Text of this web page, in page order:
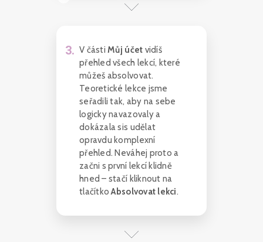
3. V částiMůj účet vidíš
přehled všech lekcí, které
můžeš absolvovat.
Teoretické lekce jsme
seřadili tak, aby na sebe
logicky navazovaly a
dokázala sis udělat
opravdu komplexní
přehled. Neváhej proto a
začni s první lekcí klidně
hned – stačí kliknout na
tlačítkoAbsolvovat lekci.